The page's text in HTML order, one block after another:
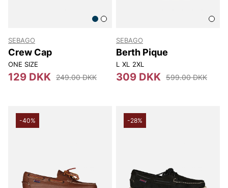
SEBAGO
Crew Cap
ONE SIZE
129 DKK 249.00 DKK
SEBAGO
Berth Pique
L XL 2XL
309 DKK 599.00 DKK
-40% -28%